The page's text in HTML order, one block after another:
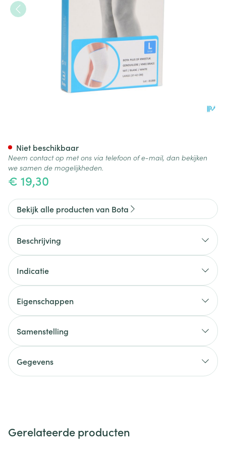
€ 19,30
Niet beschikbaar
Neem contact op met ons via telefoon of e-mail, dan bekijken
we samen de mogelijkheden.
Bekijk alle producten van Bota
Beschrijving
Indicatie
Eigenschappen
Samenstelling
Gegevens
Gerelateerde producten